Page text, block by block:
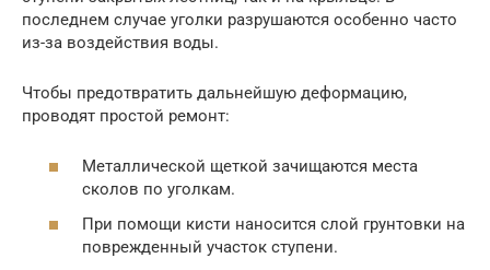
последнем случае уголки разрушаются особенно часто
из-за воздействия воды.
Чтобы предотвратить дальнейшую деформацию,
проводят простой ремонт:
Металлической щеткой зачищаются места
сколов по уголкам.
При помощи кисти наносится слой грунтовки на
поврежденный участок ступени.